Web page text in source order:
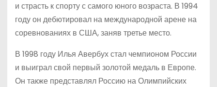
и страсть к спорту с самого юного возраста. В 1994
году он дебютировал на международной арене на
соревнованиях в США, заняв третье место.
В 1998 году Илья Авербух стал чемпионом России
и выиграл свой первый золотой медаль в Европе.
Он также представлял Россию на Олимпийских